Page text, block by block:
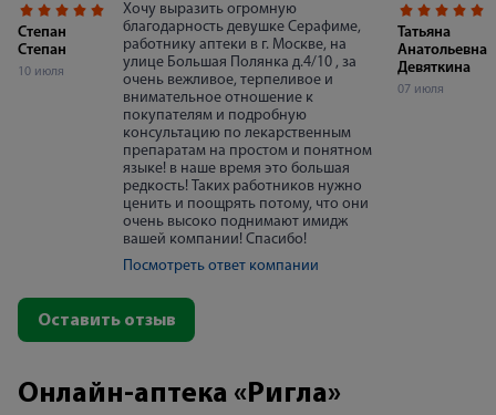
пигментации? Строим стратегию красоты
шаг за шагом.
узнать ответ в
несколько минут.
исследования
правильного выбора
соблюдения
Степан
Степан
10 июля
Хочу выразить огромную
благодарность девушке Серафиме,
работнику аптеки в г. Москве, на
улице Большая Полянка д.4/10 , за
очень вежливое, терпеливое и
внимательное отношение к
покупателям и подробную
консультацию по лекарственным
препаратам на простом и понятном
языке! в наше время это большая
редкость! Таких работников нужно
ценить и поощрять потому, что они
очень высоко поднимают имидж
вашей компании! Спасибо!
Посмотреть ответ компании
Татьяна
Анатольевна
Девяткина
07 июля
Оставить отзыв
Онлайн-аптека «Ригла»